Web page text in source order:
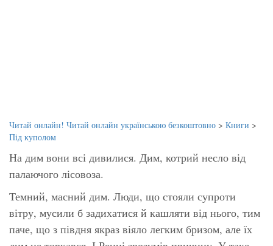
Читай онлайн! Читай онлайн українською безкоштовно > Книги >
Під куполом
На дим вони всі дивилися. Дим, котрий несло від
палаючого лісовоза.
Темний, масний дим. Люди, що стояли супроти
вітру, мусили б задихатися й кашляти від нього, тим
паче, що з півдня якраз віяло легким бризом, але їх